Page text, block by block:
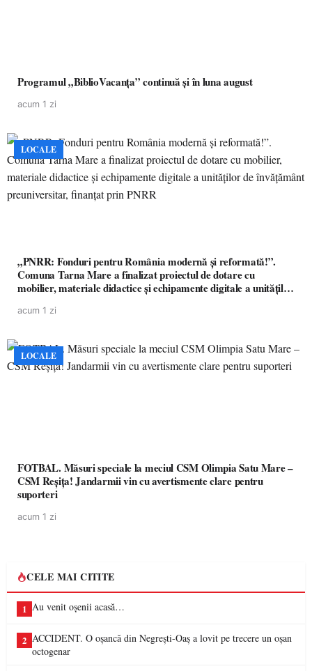
Programul „BiblioVacanța” continuă și în luna august
acum 1 zi
LOCALE
„PNRR: Fonduri pentru România modernă și reformată!”.
Comuna Tarna Mare a finalizat proiectul de dotare cu
mobilier, materiale didactice și echipamente digitale a unităților
acum 1 zi
LOCALE
FOTBAL. Măsuri speciale la meciul CSM Olimpia Satu Mare –
CSM Reșița! Jandarmii vin cu avertismente clare pentru
suporteri
acum 1 zi
CELE MAI CITITE
1 Au venit oșenii acasă…
2 ACCIDENT. O oșancă din Negrești-Oaș a lovit pe trecere un oșan
octogenar